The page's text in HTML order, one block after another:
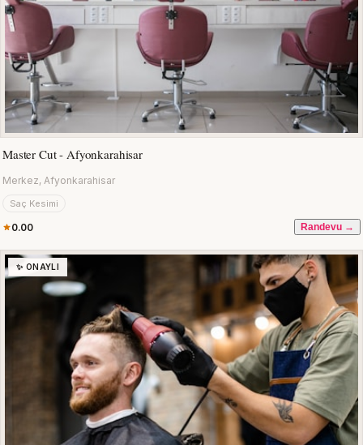
Master Cut - Afyonkarahisar
Merkez, Afyonkarahisar
Saç Kesimi
0.00 Randevu →
✨ ONAYLI